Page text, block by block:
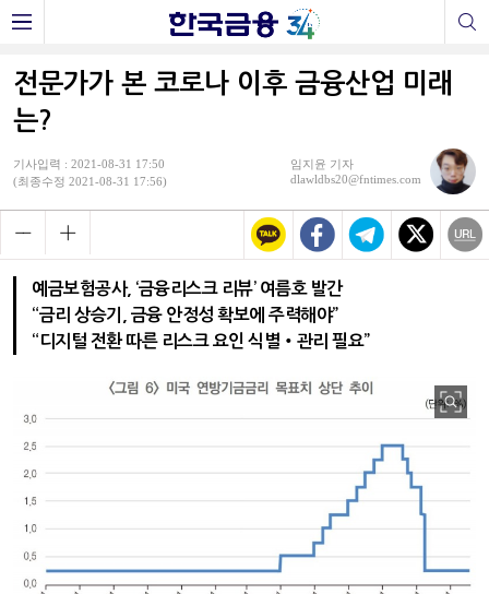
전문가가 본 코로나 이후 금융산업 미래
는?
기사입력 : 2021-08-31 17:50
(최종수정 2021-08-31 17:56)
임지윤 기자
dlawldbs20@fntimes.com
예금보험공사, ‘금융리스크 리뷰’ 여름호 발간
“금리 상승기, 금융 안정성 확보에 주력해야”
“디지털 전환 따른 리스크 요인 식별‧관리 필요”